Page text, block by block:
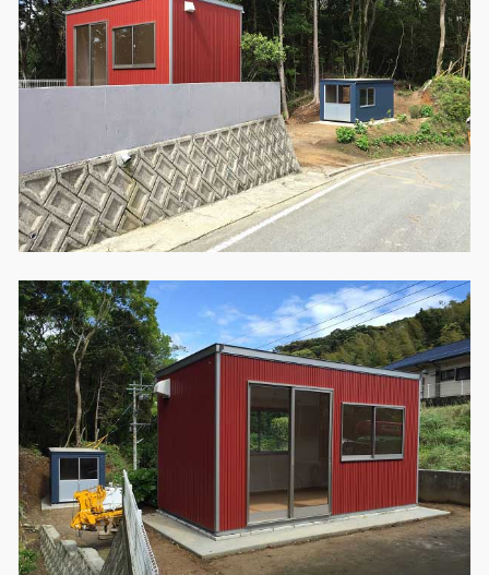
システム建築
危険物保管庫
展示場用地の募集